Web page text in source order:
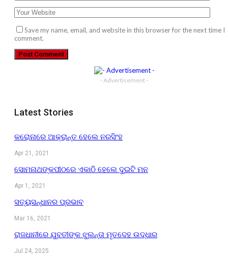
Save my name, email, and website in this browser for the next time I
comment.
- Advertisement -
Latest Stories
କରୋନାରେ ଆକ୍ରାନ୍ତ ହେଲେ ନରସିଂହ
Apr 21, 2021
ସୋମନାଥଙ୍କପୀଠରେ ଏକାଠି ହେଲେ ଦୁଇଟି ମନ
Apr 1, 2021
ସତ୍ୟସନ୍ଧାନର ପ୍ରଭାବ
Mar 16, 2021
ରାଜଧାନୀରେ ଯୁବତୀଙ୍କ ଝୁଲନ୍ତା ମୃତଦେହ ଉଦ୍ଧାର
Jul 24, 2025